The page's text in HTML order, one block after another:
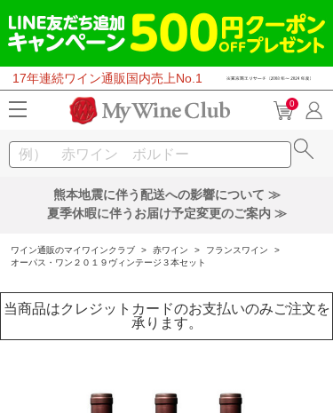
17年連続ワイン通販国内売上No.1
0
熊本地震に伴う配送への影響について ≫
夏季休暇に伴うお届け予定変更のご案内 ≫
ワイン通販のマイワインクラブ > 赤ワイン > フランスワイン
>
オーパス・ワン２０１９ヴィンテージ３本セット
当商品はクレジットカードのお支払いのみご注文を
承ります。